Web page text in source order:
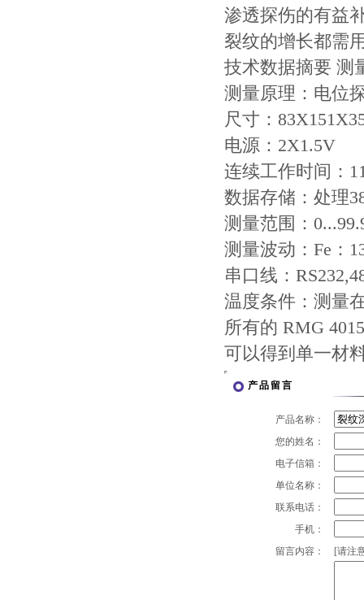
渗透探伤的有益
裂纹的增长都需
技术数据摘要 测
测量原理：电位
尺寸：
电源：2X1.5V
连续工作时间：
数据存储：处理
测量范围：
测量波动：Fe：
串口线：
温度条件：测量
所有的 RMG
可以得到单一材
产品留言
产品名称：
您的姓名：
电子信箱：
单位名称：
联系电话：
手机：
留言内容：
[请注